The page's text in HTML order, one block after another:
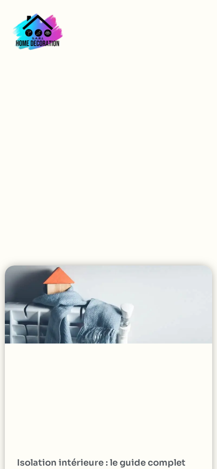
Isolation intérieure : le guide complet